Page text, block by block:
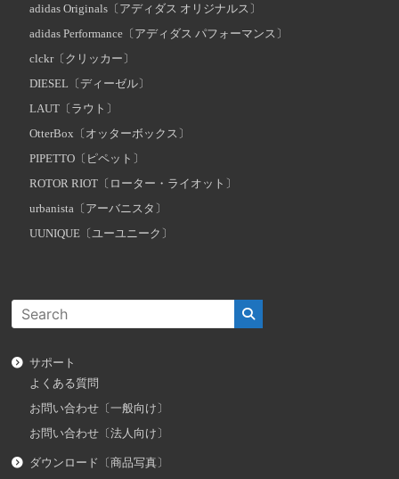
adidas Originals〔アディダス オリジナルス〕
adidas Performance〔アディダス パフォーマンス〕
clckr〔クリッカー〕
DIESEL〔ディーゼル〕
LAUT〔ラウト〕
OtterBox〔オッターボックス〕
PIPETTO〔ピペット〕
ROTOR RIOT〔ローター・ライオット〕
urbanista〔アーバニスタ〕
UUNIQUE〔ユーユニーク〕
サポート
よくある質問
お問い合わせ〔一般向け〕
お問い合わせ〔法人向け〕
ダウンロード〔商品写真〕